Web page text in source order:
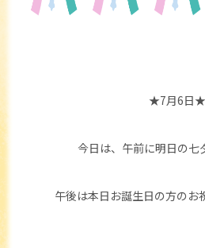
★7月6日★
今日は、午前に明日の七
午後は本日お誕生日の方の